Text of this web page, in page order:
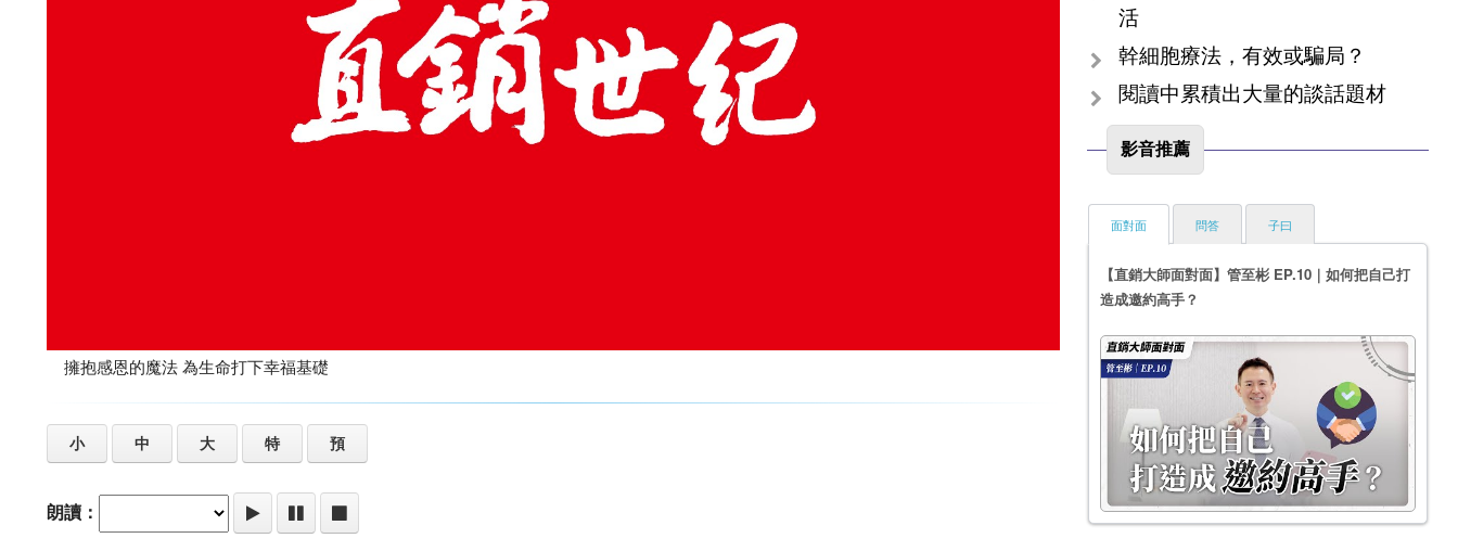
擁抱感恩的魔法 為生命打下幸福基礎
小 中 大 特 預
朗讀：
活
幹細胞療法，有效或騙局？
閱讀中累積出大量的談話題材
影音推薦
面對面
【直銷大師面對面】管至彬 EP.10｜如何把自己打
造成邀約高手？
問答 子曰